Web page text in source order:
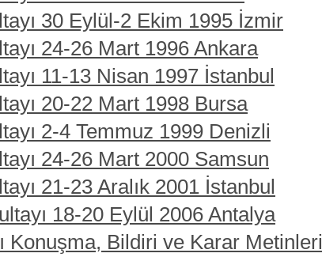
30 Eylül-2 Ekim 1995 İzmir
24-26 Mart 1996 Ankara
11-13 Nisan 1997 İstanbul
20-22 Mart 1998 Bursa
2-4 Temmuz 1999 Denizli
24-26 Mart 2000 Samsun
21-23 Aralık 2001 İstanbul
18-20 Eylül 2006 Antalya
Konuşma, Bildiri ve Karar Metinleri